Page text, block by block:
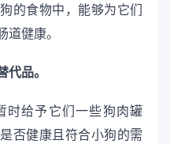
的食物中，能够为它们
健康。
品。
时给予它们一些狗肉罐
否健康且符合小狗的需